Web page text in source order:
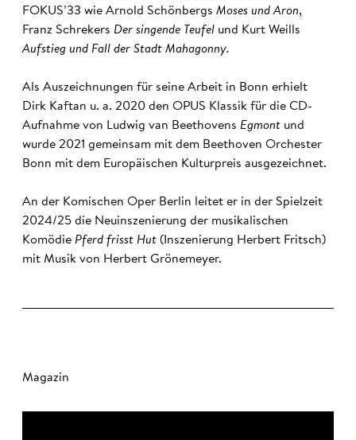
FOKUS’33 wie Arnold Schönbergs Moses und Aron,
Franz Schrekers Der singende Teufel und Kurt Weills
Aufstieg und Fall der Stadt Mahagonny.
Als Auszeichnungen für seine Arbeit in Bonn erhielt
Dirk Kaftan u. a. 2020 den OPUS Klassik für die CD-
Aufnahme von Ludwig van Beethovens Egmont und
wurde 2021 gemeinsam mit dem Beethoven Orchester
Bonn mit dem Europäischen Kulturpreis ausgezeichnet.
An der Komischen Oper Berlin leitet er in der Spielzeit
2024/25 die Neuinszenierung der musikalischen
Komödie Pferd frisst Hut (Inszenierung Herbert Fritsch)
mit Musik von Herbert Grönemeyer.
Magazin